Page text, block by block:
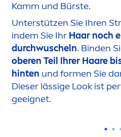
Kamm und Bürste.
Unterstützen Sie Ihren
indem Sie Ihr Haar noch
durchwuscheln. Binden
oberen Teil Ihrer Haare
hinten und formen Sie
Dieser lässige Look ist
geeignet.